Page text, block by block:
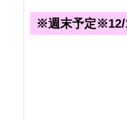
※週末予定※12/